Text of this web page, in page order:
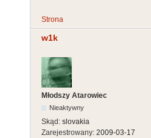
Strona
w1k
Młodszy Atarowiec
Nieaktywny
Skąd: slovakia
Zarejestrowany: 2009-03-17